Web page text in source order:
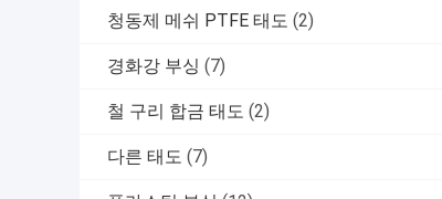
청동제 메쉬 PTFE 태도 (2)
경화강 부싱 (7)
철 구리 합금 태도 (2)
다른 태도 (7)